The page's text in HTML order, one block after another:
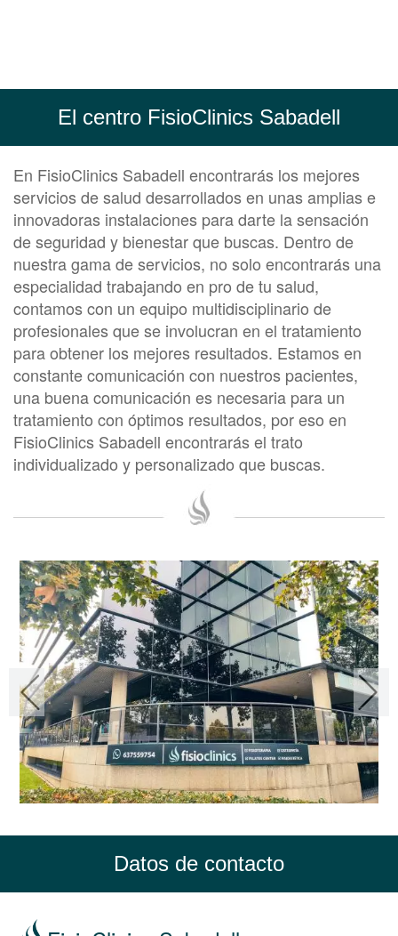
El centro FisioClinics Sabadell
En FisioClinics Sabadell encontrarás los mejores
servicios de salud desarrollados en unas amplias e
innovadoras instalaciones para darte la sensación
de seguridad y bienestar que buscas. Dentro de
nuestra gama de servicios, no solo encontrarás una
especialidad trabajando en pro de tu salud,
contamos con un equipo multidisciplinario de
profesionales que se involucran en el tratamiento
para obtener los mejores resultados. Estamos en
constante comunicación con nuestros pacientes,
una buena comunicación es necesaria para un
tratamiento con óptimos resultados, por eso en
FisioClinics Sabadell encontrarás el trato
individualizado y personalizado que buscas.
Datos de contacto